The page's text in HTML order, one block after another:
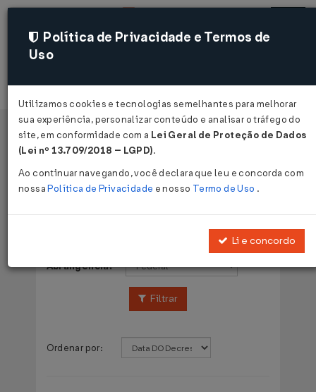
Acessar
Página Inicial Legislações
Legislações
Abrangência:
Filtrar
Ordenar por:
Política de Privacidade e Termos de
Uso
Utilizamos cookies e tecnologias semelhantes para melhorar
sua experiência, personalizar conteúdo e analisar o tráfego do
site, em conformidade com a Lei Geral de Proteção de Dados
(Lei nº 13.709/2018 – LGPD).
Ao continuar navegando, você declara que leu e concorda com
nossaPolítica de Privacidade e nosso Termo de Uso .
Li e concordo